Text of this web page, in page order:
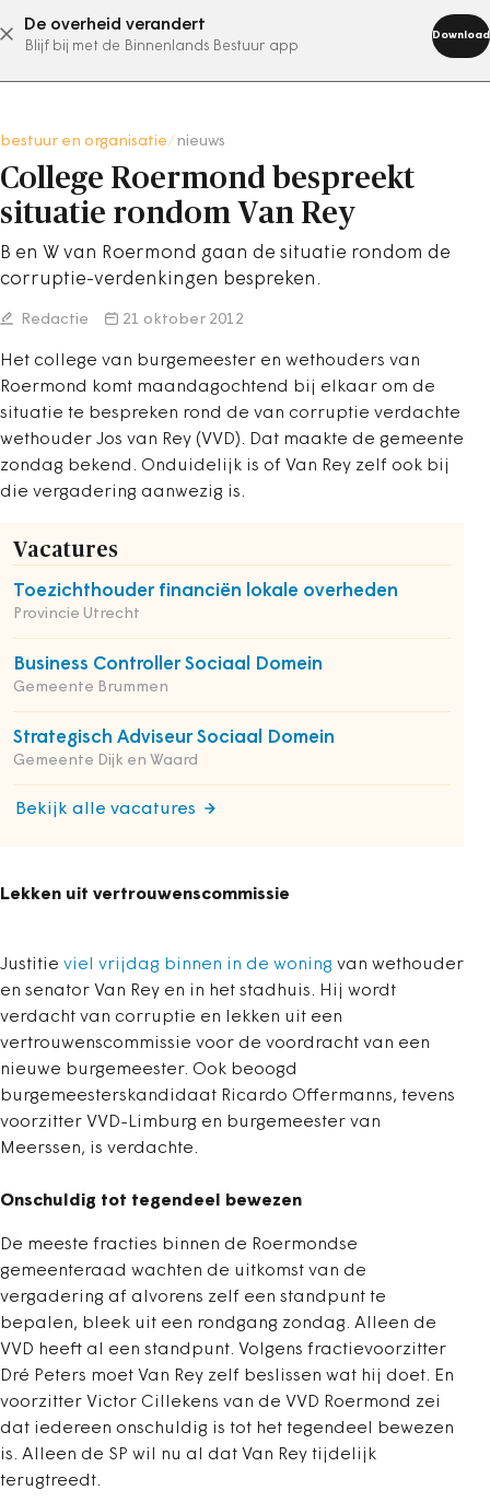
De overheid verandert
Blijf bij met de Binnenlands Bestuur app
Download
abonneer nu
bestuur en organisatie nieuws
College Roermond bespreekt
situatie rondom Van Rey
B en W van Roermond gaan de situatie rondom de
corruptie-verdenkingen bespreken.
Redactie 21 oktober 2012
Het college van burgemeester en wethouders van
Roermond komt maandagochtend bij elkaar om de
situatie te bespreken rond de van corruptie verdachte
wethouder Jos van Rey (VVD). Dat maakte de gemeente
zondag bekend. Onduidelijk is of Van Rey zelf ook bij
die vergadering aanwezig is.
Vacatures
Toezichthouder financiën lokale overheden
Provincie Utrecht
Business Controller Sociaal Domein
Gemeente Brummen
Strategisch Adviseur Sociaal Domein
Gemeente Dijk en Waard
Bekijk alle vacatures
Lekken uit vertrouwenscommissie
Justitie viel vrijdag binnen in de woning van wethouder
en senator Van Rey en in het stadhuis. Hij wordt
verdacht van corruptie en lekken uit een
vertrouwenscommissie voor de voordracht van een
nieuwe burgemeester. Ook beoogd
burgemeesterskandidaat Ricardo Offermanns, tevens
voorzitter VVD-Limburg en burgemeester van
Meerssen, is verdachte.
Onschuldig tot tegendeel bewezen
De meeste fracties binnen de Roermondse
gemeenteraad wachten de uitkomst van de
vergadering af alvorens zelf een standpunt te
bepalen, bleek uit een rondgang zondag. Alleen de
VVD heeft al een standpunt. Volgens fractievoorzitter
Dré Peters moet Van Rey zelf beslissen wat hij doet. En
voorzitter Victor Cillekens van de VVD Roermond zei
dat iedereen onschuldig is tot het tegendeel bewezen
is. Alleen de SP wil nu al dat Van Rey tijdelijk
terugtreedt.